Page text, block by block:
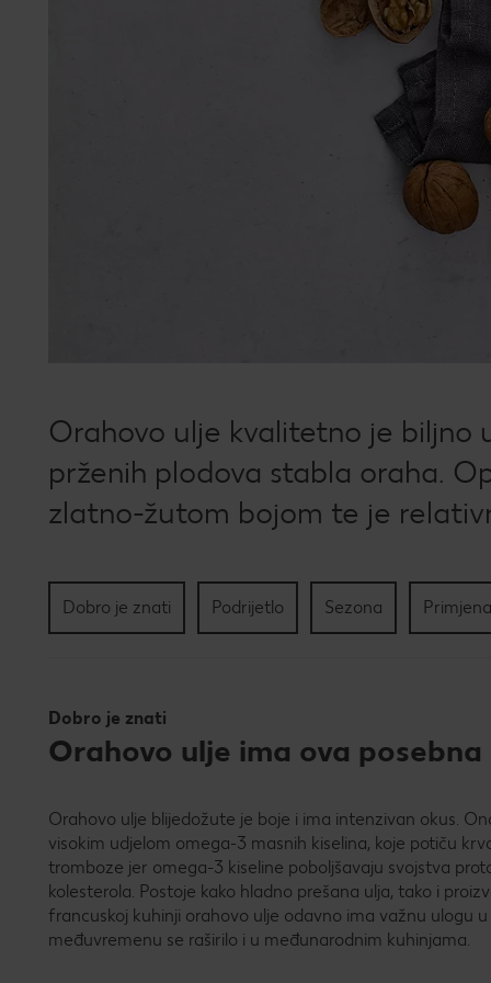
Orahovo ulje kvalitetno je biljno
prženih plodova stabla oraha.
zlatno-žutom bojom te je
Dobro je znati Podrijetlo Sezona
Dobro je znati
Orahovo ulje ima ova
Orahovo ulje blijedožute je boje i ima intenzivan okus.
visokim udjelom omega-3 masnih kiselina, koje potiču
tromboze jer omega-3 kiseline poboljšavaju svojstva
kolesterola. Postoje kako hladno prešana ulja, tako i
francuskoj kuhinji orahovo ulje odavno ima važnu ulogu
međuvremenu se raširilo i u međunarodnim kuhinjama.